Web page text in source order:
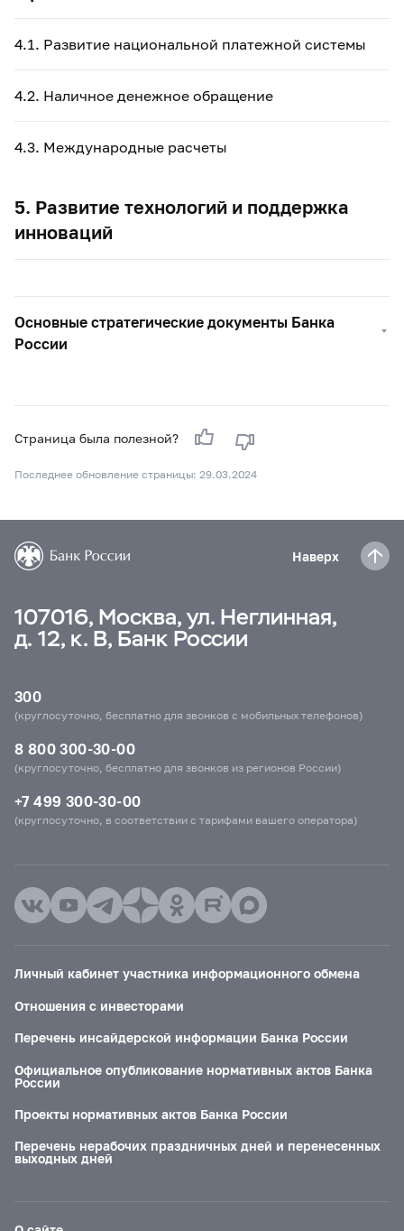
4.1. Развитие национальной платежной системы
4.2. Наличное денежное обращение
4.3. Международные расчеты
5. Развитие технологий и поддержка
инноваций
Основные стратегические документы Банка
России
Страница была полезной?
Последнее обновление страницы: 29.03.2024
Наверх
107016, Москва, ул. Неглинная,
д. 12, к. В, Банк России
300
(круглосуточно, бесплатно для звонков с мобильных телефонов)
8 800 300-30-00
(круглосуточно, бесплатно для звонков из регионов России)
+7 499 300-30-00
(круглосуточно, в соответствии с тарифами вашего оператора)
Личный кабинет участника информационного обмена
Отношения с инвесторами
Перечень инсайдерской информации Банка России
Официальное опубликование нормативных актов Банка
России
Проекты нормативных актов Банка России
Перечень нерабочих праздничных дней и перенесенных
выходных дней